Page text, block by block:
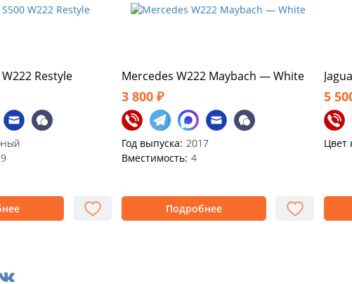
Restyle Mercedes W222 Maybach — White
3 800 ₽
Год выпуска: 2017
Вместимость: 4
Подробнее
5
Цвет